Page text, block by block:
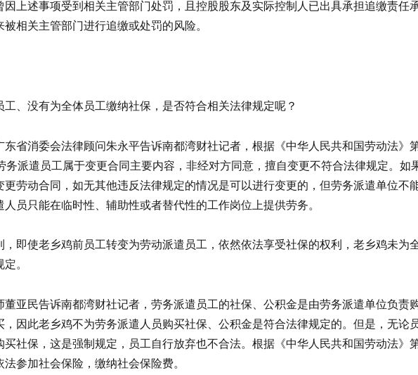
上述事项受到相关主管部门处罚，且控股股东及实际控制人已出具承担追缴责任
相关主管部门进行追缴或处罚的风险。
、没有为全体员工缴纳社保，是否符合相关法律规定呢？
东省消委会法律顾问朱永平告诉南都湾财社记者，根据《中华人民共和国劳动法》
务派遣员工属于变更合同主要内容，非经对方同意，擅自变更不符合法律规定。如
劳动合同，如无其他违反法律规定的情况是可以进行变更的，但劳务派遣单位不
员只能在临时性、辅助性或者替代性的工作岗位上提供劳务。
即使老乡鸡前员工转变为劳动派遣员工，依然依法享受社保的权利，老乡鸡未为
。
董亚民告诉南都湾财社记者，劳务派遣员工的社保、公积金是由劳务派遣单位负责
因此老乡鸡不为劳务派遣人员购买社保、公积金是符合法律规定的。但是，无论
社保，这是强制规定，员工自行放弃也不合法。根据《中华人民共和国劳动法》
参加社会保险，缴纳社会保险费。